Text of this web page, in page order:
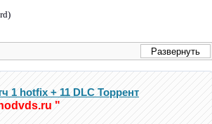
Развернуть
1 hotfix + 11 DLC Торрент
"